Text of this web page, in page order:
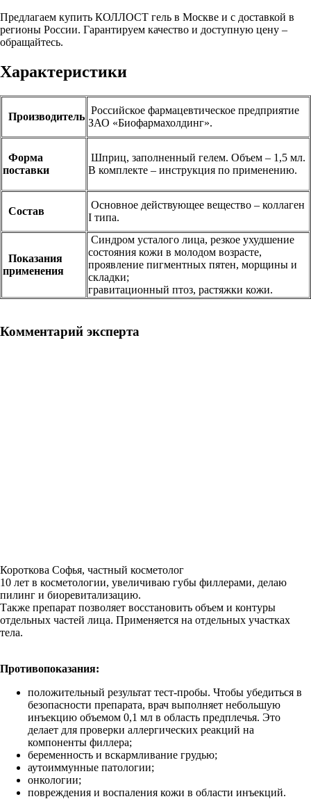
Предлагаем купить КОЛЛОСТ гель в Москве и с доставкой в
регионы России. Гарантируем качество и доступную цену –
обращайтесь.
Характеристики
Производитель
Российское фармацевтическое предприятие
ЗАО «Биофармахолдинг».
Форма
поставки
Шприц, заполненный гелем. Объем – 1,5 мл.
В комплекте – инструкция по применению.
Состав
Основное действующее вещество – коллаген
I типа.
Показания
применения
Cиндром усталого лица, резкое ухудшение
состояния кожи в молодом возрасте,
проявление пигментных пятен, морщины и
складки;
гравитационный птоз, растяжки кожи.
Комментарий эксперта
Короткова Софья, частный косметолог
10 лет в косметологии, увеличиваю губы филлерами, делаю
пилинг и биоревитализацию.
Также препарат позволяет восстановить объем и контуры
отдельных частей лица. Применяется на отдельных участках
тела.
Противопоказания:
положительный результат тест-пробы. Чтобы убедиться в
безопасности препарата, врач выполняет небольшую
инъекцию объемом 0,1 мл в область предплечья. Это
делает для проверки аллергических реакций на
компоненты филлера;
беременность и вскармливание грудью;
аутоиммунные патологии;
онкологии;
повреждения и воспаления кожи в области инъекций.